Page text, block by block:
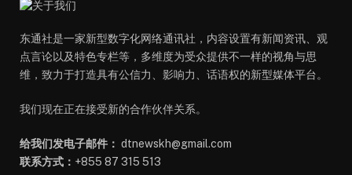
东通社是一家新型数字化网络通讯社，内容设置有新闻资讯、观
点言论以及特色专栏等，多维度为受众提供不一样的视角与思
维，致力于打造具有公信力、影响力、话语权的新型媒体平台。
我们现在正在接受新的合作伙伴关系。
给我们发电子邮件： dtnewskh@gmail.com
联系方式： +855 87 315 513